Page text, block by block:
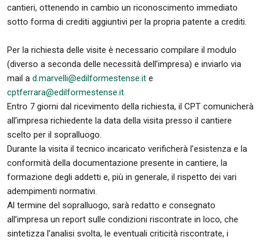
cantieri, ottenendo in cambio un riconoscimento immediato
sotto forma di crediti aggiuntivi per la propria patente a crediti.
Per la richiesta delle visite è necessario compilare il modulo
(diverso a seconda delle necessità dell’impresa) e inviarlo via
mail a d.marvelli@edilformestense.it e
cptferrara@edilformestense.it.
Entro 7 giorni dal ricevimento della richiesta, il CPT comunicherà
all’impresa richiedente la data della visita presso il cantiere
scelto per il sopralluogo.
Durante la visita il tecnico incaricato verificherà l’esistenza e la
conformità della documentazione presente in cantiere, la
formazione degli addetti e, più in generale, il rispetto dei vari
adempimenti normativi.
Al termine del sopralluogo, sarà redatto e consegnato
all’impresa un report sulle condizioni riscontrate in loco, che
sintetizza l’analisi svolta, le eventuali criticità riscontrate, i